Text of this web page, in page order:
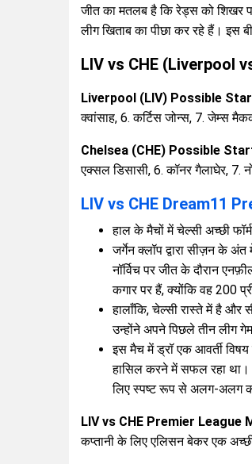
जीत का मतलब है कि रेड्स को शिखर
लीग खिताब का पीछा कर रहे हैं। इस
LIV vs CHE (Liverpool
Liverpool (LIV) Possible
क्वांसाह, 6. कर्टिस जोन्स, 7. जेम्स
Chelsea (CHE) Possible
एक्सल डिसासी, 6. कॉनर गैलाघेर, 7.
LIV vs CHE Dream11
हाल के मैचों में चेल्सी अच्छी
जर्गेन क्लॉप द्वारा सीज़न के
नॉर्विच पर जीत के दौरान
कगार पर हैं, क्योंकि वह 200
हालाँकि, चेल्सी रास्ते में है
उन्होंने अपने पिछले तीन लीग
इस मैच में ड्रॉ एक आवर्ती विषय
हासिल करने में सफल रहा था।
लिए स्पष्ट रूप से अलग-अलग
LIV vs CHE Premier League
कप्तानी के लिए एलिसन बेकर एक